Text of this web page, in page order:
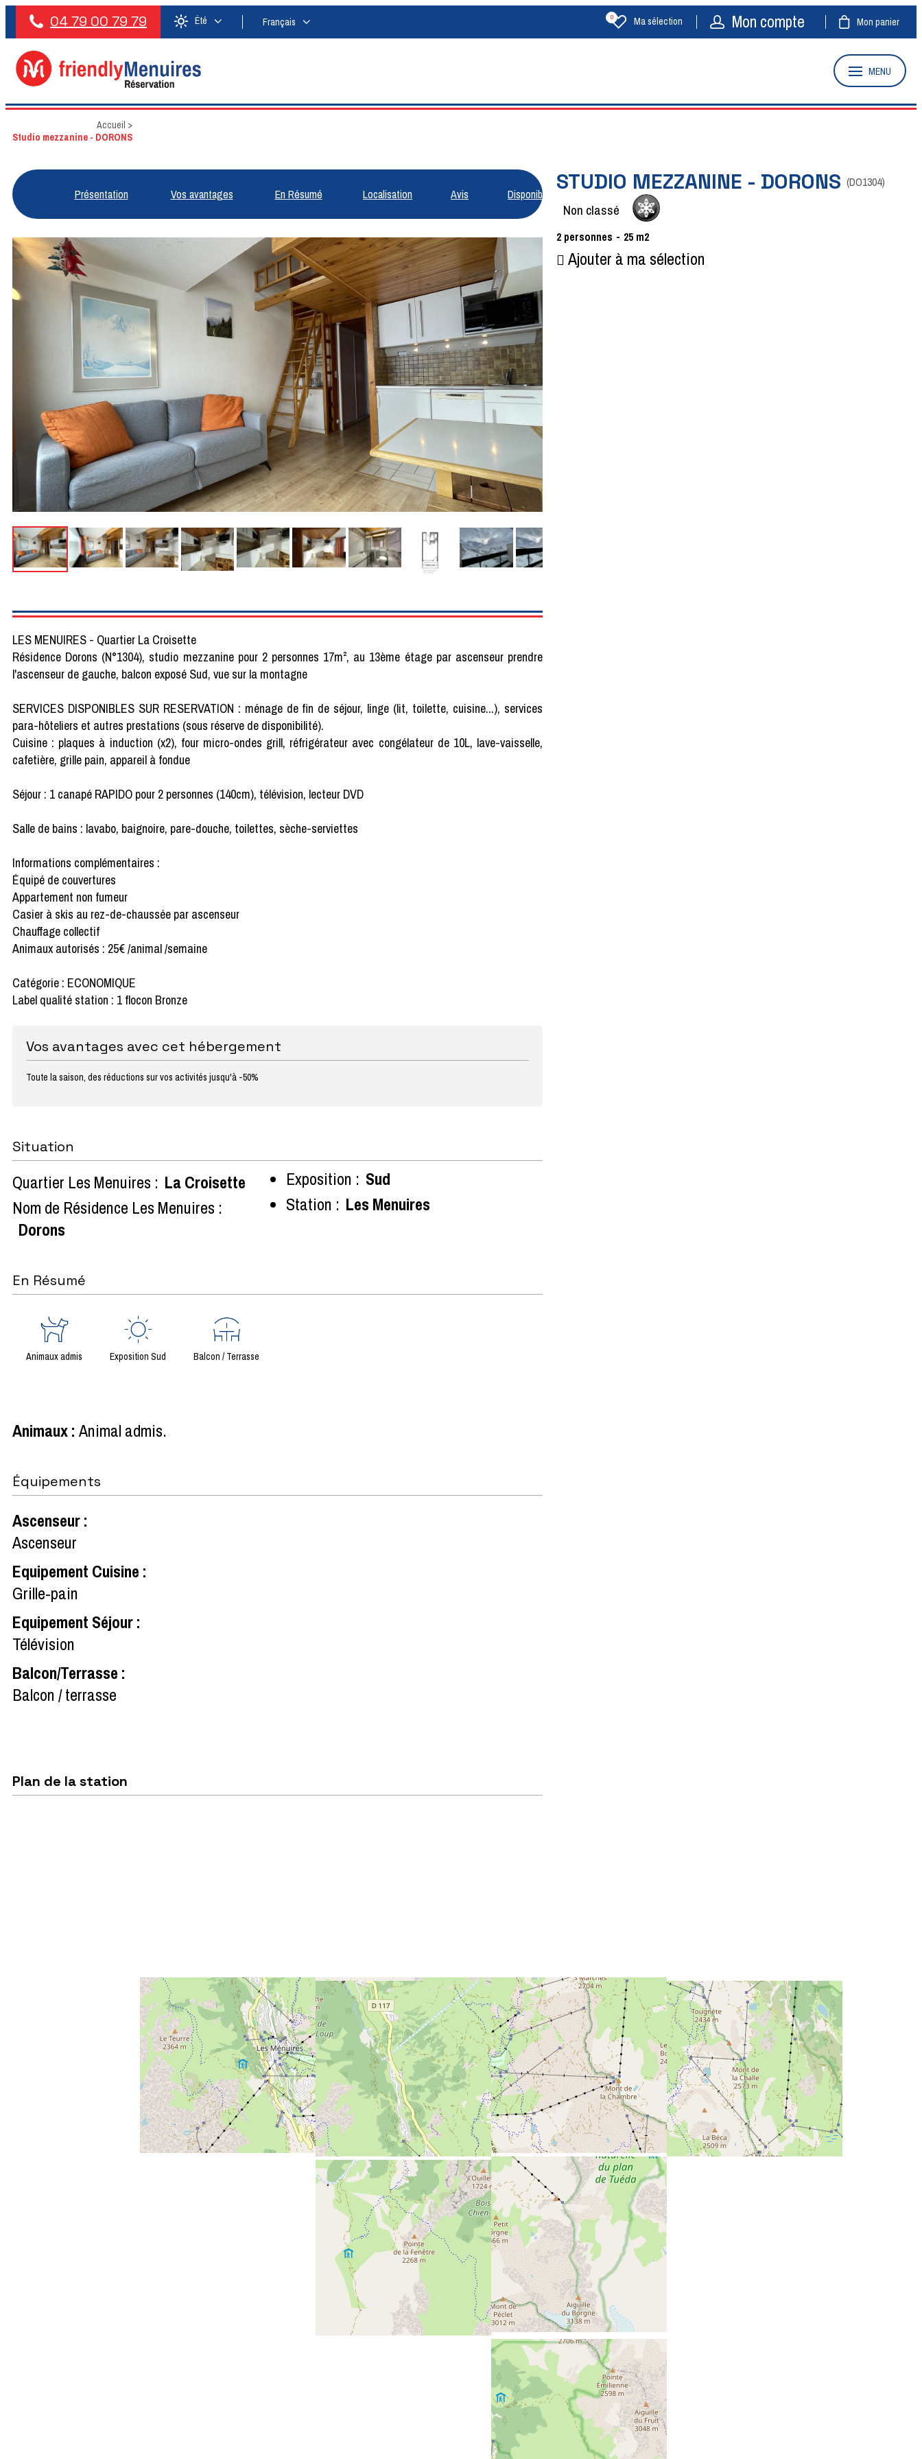
04 79 00 79 79 Été Français Ma sélection
0 Mon compte Mon panier
MENU
Accueil >
Studio mezzanine - DORONS
Présentation Vos avantages En Résumé Localisation Avis DisponibilitésSTUDIO MEZZANINE - DORONS (DO1304)
Non classé
2 personnes 25 m2
Ajouter à ma sélection
LES MENUIRES - Quartier La Croisette
Résidence Dorons (N°1304), studio mezzanine pour 2 personnes 17m², au 13ème étage par ascenseur prendre
l'ascenseur de gauche, balcon exposé Sud, vue sur la montagne
SERVICES DISPONIBLES SUR RESERVATION : ménage de fin de séjour, linge (lit, toilette, cuisine...), services
para-hôteliers et autres prestations (sous réserve de disponibilité).
Cuisine : plaques à induction (x2), four micro-ondes grill, réfrigérateur avec congélateur de 10L, lave-vaisselle,
cafetière, grille pain, appareil à fondue
Séjour : 1 canapé RAPIDO pour 2 personnes (140cm), télévision, lecteur DVD
Salle de bains : lavabo, baignoire, pare-douche, toilettes, sèche-serviettes
Informations complémentaires :
Équipé de couvertures
Appartement non fumeur
Casier à skis au rez-de-chaussée par ascenseur
Chauffage collectif
Animaux autorisés : 25€ /animal /semaine
Catégorie : ECONOMIQUE
Label qualité station : 1 flocon Bronze
Vos avantages avec cet hébergement
Toute la saison, des réductions sur vos activités jusqu'à -50%
Situation
Quartier Les Menuires : La Croisette
Nom de Résidence Les Menuires :
Dorons
Exposition : Sud
Station : Les Menuires
En Résumé
Animaux admis Exposition Sud Balcon / Terrasse
Animaux: Animal admis
Équipements
Ascenseur:
Ascenseur
Equipement Cuisine :
Grille-pain
Equipement Séjour:
Télévision
Balcon/Terrasse :
Balcon / terrasse
Plan de la station